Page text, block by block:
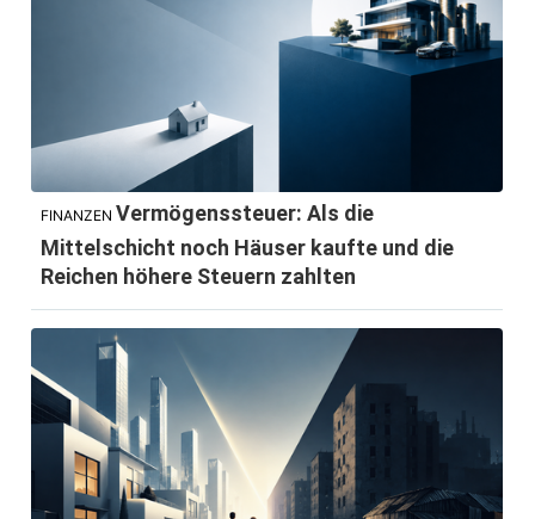
FINANZEN Vermögenssteuer: Als die
Mittelschicht noch Häuser kaufte und die
Reichen höhere Steuern zahlten